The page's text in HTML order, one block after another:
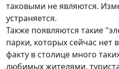
таковыми не являются.
устраняется.
Также появляются такие
парки, которых сейчас нет
факту в столице много
любимых жителями,